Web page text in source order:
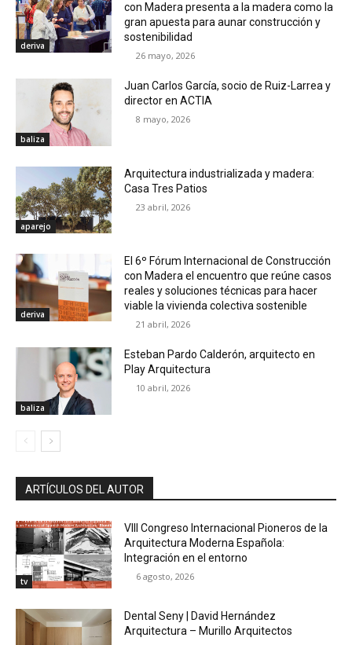
deriva
con Madera presenta a la madera como la
gran apuesta para aunar construcción y
sostenibilidad
26 mayo, 2026
baliza
Juan Carlos García, socio de Ruiz-Larrea y
director en ACTIA
8 mayo, 2026
aparejo
Arquitectura industrializada y madera:
Casa Tres Patios
23 abril, 2026
deriva
El 6º Fórum Internacional de Construcción
con Madera el encuentro que reúne casos
reales y soluciones técnicas para hacer
viable la vivienda colectiva sostenible
21 abril, 2026
baliza
Esteban Pardo Calderón, arquitecto en
Play Arquitectura
10 abril, 2026
ARTÍCULOS DEL AUTOR
tv
VIII Congreso Internacional Pioneros de la
Arquitectura Moderna Española:
Integración en el entorno
6 agosto, 2026
Dental Seny | David Hernández
Arquitectura – Murillo Arquitectos